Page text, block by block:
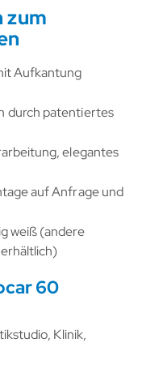
zum
Aufkantung
durch patentiertes
elegantes
auf Anfrage und
weiß (andere
60
Klinik,